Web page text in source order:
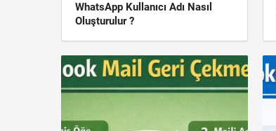
WhatsApp Kullanıcı Adı Nasıl
Oluşturulur ?